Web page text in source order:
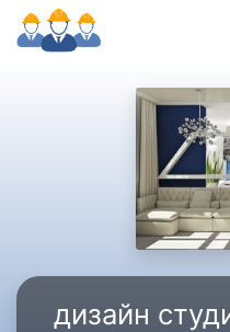
дизайн